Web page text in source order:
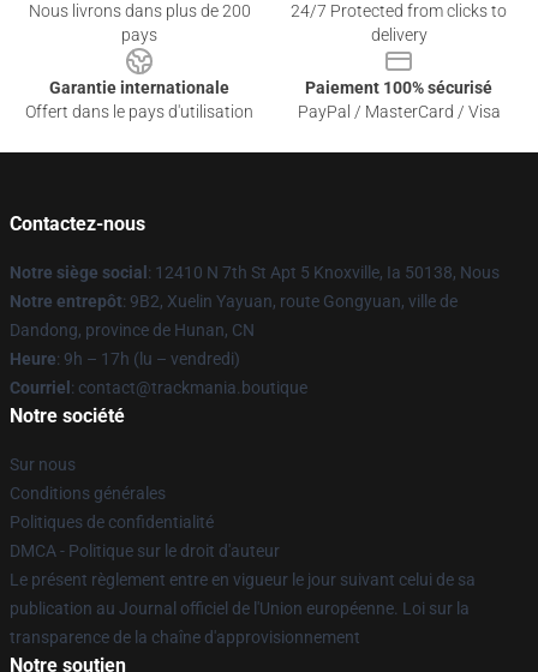
Nous livrons dans plus de 200
pays
24/7 Protected from clicks to
delivery
Garantie internationale
Offert dans le pays d'utilisation
Paiement 100% sécurisé
PayPal / MasterCard / Visa
Contactez-nous
Notre siège social : 12410 N 7th St Apt 5 Knoxville, Ia 50138, Nous
Notre entrepôt: 9B2, Xuelin Yayuan, route Gongyuan, ville de
Dandong, province de Hunan, CN
Heure: 9h – 17h (lu – vendredi)
Courriel : contact@trackmania.boutique
Notre société
Sur nous
Conditions générales
Politiques de confidentialité
DMCA - Politique sur le droit d'auteur
Le présent règlement entre en vigueur le jour suivant celui de sa
publication au Journal officiel de l'Union européenne. Loi sur la
transparence de la chaîne d'approvisionnement
Notre soutien